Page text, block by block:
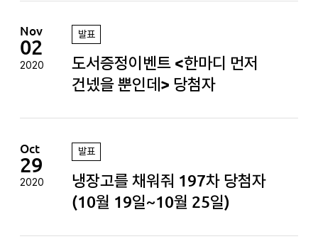
Nov
02
2020
발표
도서증정이벤트 <한마디 먼저
건넸을 뿐인데> 당첨자
Oct
29
2020
발표
냉장고를 채워줘 197차 당첨자
(10월 19일~10월 25일)